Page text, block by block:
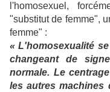
l'homosexuel,
"substitut de femme",
femme" :
« L'homosexualité
changeant de
normale. Le
les autres machines